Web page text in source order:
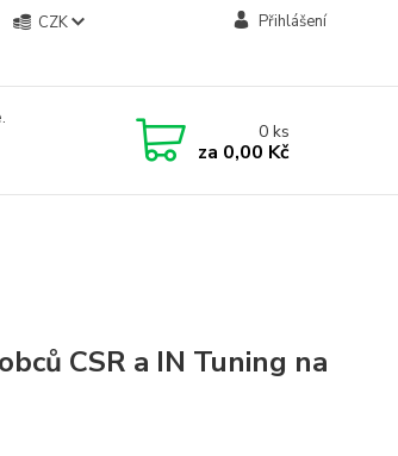
CZK Přihlášení
0ks
za 0,00 Kč
CSR a IN Tuning na